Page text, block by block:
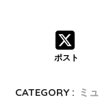
ポスト
CATEGORY : ミ